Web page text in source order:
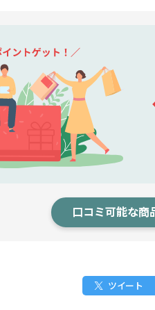
口コミ可能な商
ツイート